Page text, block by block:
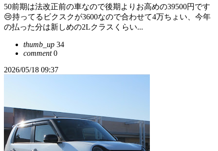
50前期は法改正前の車なので後期よりお高めの39500円です
😢持ってるビクスクが3600なので合わせて4万ちょい、今年
の払った分は新しめの2Lクラスくらい...
thumb_up 34
comment0
2026/05/18 09:37